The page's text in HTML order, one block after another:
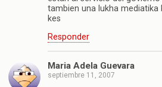
tambien una lukha mediatika
kes
Responder
Maria Adela Guevara
septiembre 11, 2007